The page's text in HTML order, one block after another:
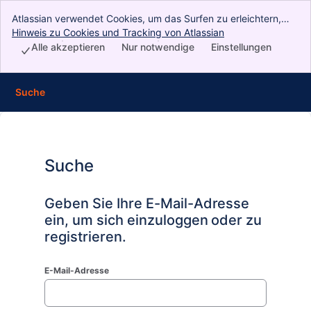
Atlassian verwendet Cookies, um das Surfen zu erleichtern,
Analysen und Recherchen durchzuführen und Werbung zu
betreiben. Akzeptieren Sie alle Cookies, um anzugeben, dass
zustimmen.
Hinweis zu Cookies und Tracking von Atlassian
Einstellungen
Nur notwendige
Alle akzeptieren
Suche
Suche
Geben Sie Ihre E-Mail-Adresse
ein, um sich einzuloggen oder zu
registrieren.
E-Mail-Adresse